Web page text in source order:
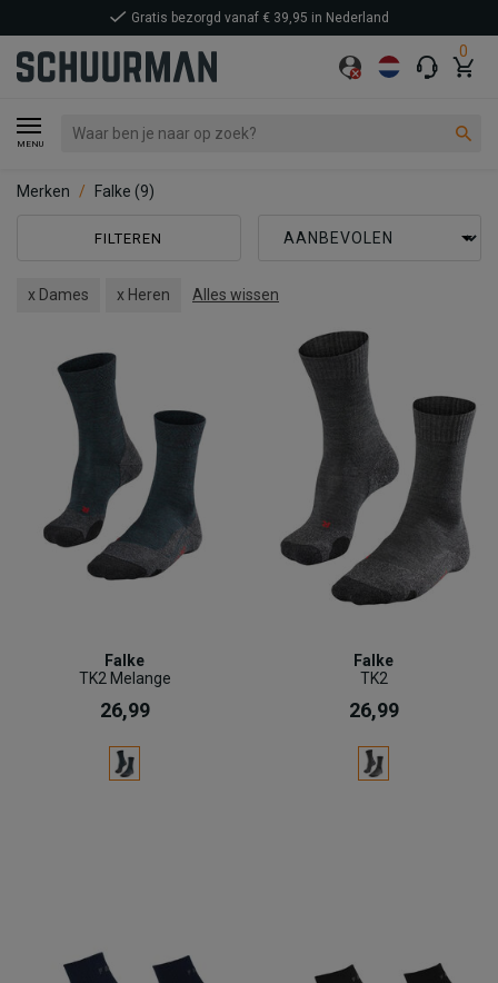
0
MENU
Gratis bezorgd vanaf € 39,95 in Nederland
Merken Falke (9)
FILTEREN
x Dames x Heren Alles wissen
Falke
TK2 Melange
26,99
Falke
TK2
26,99